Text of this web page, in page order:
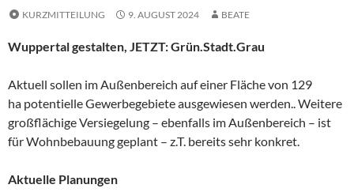
KURZMITTEILUNG
9. AUGUST 2024 BEATE
Wuppertal gestalten, JETZT: Grün.Stadt.Grau
Aktuell sollen im Außenbereich auf einer Fläche von 129
ha potentielle Gewerbegebiete ausgewiesen werden.. Weitere
großflächige Versiegelung – ebenfalls im Außenbereich – ist
für Wohnbebauung geplant – z.T. bereits sehr konkret.
Aktuelle Planungen